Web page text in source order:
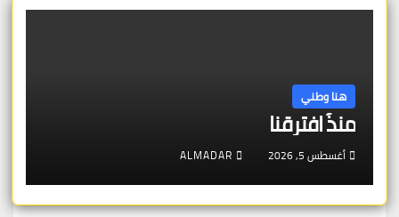
هنا وطني
منذُ افترقنا
أغسطس 5, 2026 ALMADAR